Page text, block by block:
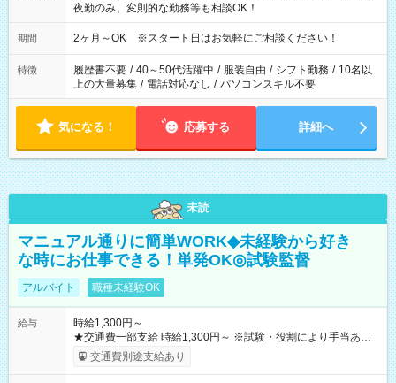
夜勤のみ、変則的な勤務等も相談OK！
期間 2ヶ月～OK ※スタート日はお気軽にご相談ください！
特徴 履歴書不要 / 40～50代活躍中 / 服装自由 / シフト勤務 / 10名以
上の大量募集 / 電話対応なし / パソコンスキル不要
気になる！ 応募する 詳細へ
未読
マニュアル通りに簡単WORK◆未経験から好き
な時にお仕事できる！単発OK◎試験監督
アルバイト 職種未経験OK
給与
時給1,300円～
★交通費一部支給 時給1,300円～ ※試験・役割により手当あり
※勤務回数により昇給あり 【即給（前払い）オプションあ
り！】 希望される場合、勤務から1週間ほどで給与の一部を受け
交通費別途支給あり